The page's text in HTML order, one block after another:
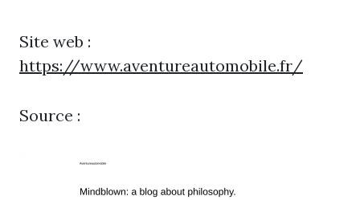
Site web :
https://www.aventureautomobile.fr/
Source :